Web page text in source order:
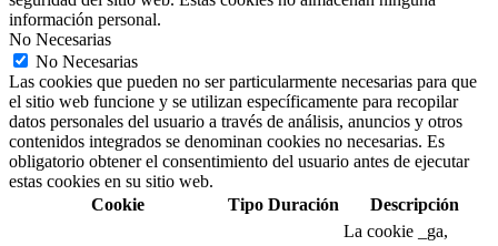
información personal.
No Necesarias
No Necesarias
Las cookies que pueden no ser particularmente necesarias para que
el sitio web funcione y se utilizan específicamente para recopilar
datos personales del usuario a través de análisis, anuncios y otros
contenidos integrados se denominan cookies no necesarias. Es
obligatorio obtener el consentimiento del usuario antes de ejecutar
estas cookies en su sitio web.
Cookie
Tipo Duración
Descripción
La cookie _ga,